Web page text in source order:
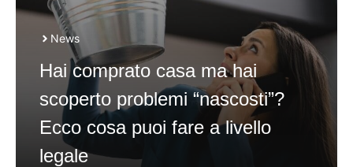
News
Hai comprato casa ma hai
scoperto problemi “nascosti”?
Ecco cosa puoi fare a livello
legale